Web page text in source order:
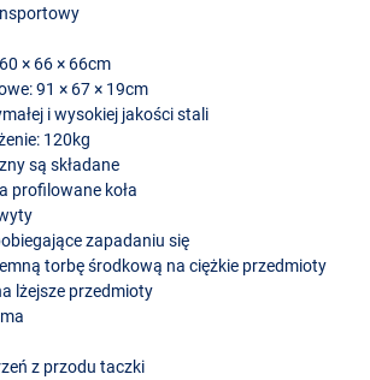
× 66 × 66cm
91 × 67 × 19cm
i wysokiej jakości stali
120kg
są składane
profilowane koła
zapadaniu się
torbę środkową na ciężkie przedmioty
lżejsze przedmioty
z przodu taczki